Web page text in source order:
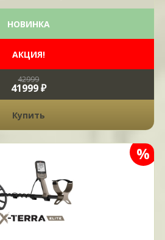
НОВИНКА
АКЦИЯ!
42999
41999 ₽
Купить
%